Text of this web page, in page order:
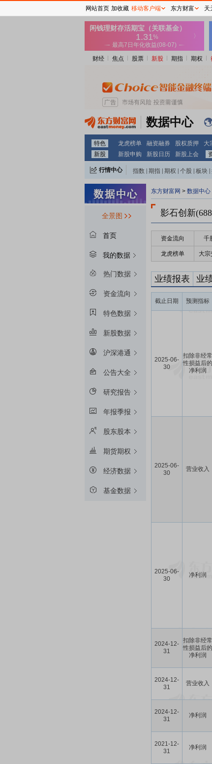
财经 焦点 股票 新股 期指 期权
数据中心
特色 龙虎榜单 融资融券 股权质押 大
新股
新股申购 新股日历 新股上会
行情中心 指数 期指 期权 个股 板块
全景图
首页
我的数据
热门数据
资金流向
特色数据
新股数据
沪深港通
公告大全
研究报告
年报季报
股东股本
期货期权
经济数据
基金数据
东方财富网 > 数据中心
影石创新
资金流向 千
龙虎榜单 大宗
业绩报表 业
截止日期 预测指标
2025-06-
30
扣除非经常
性损益后的
净利润
2025-06-
30
营业收入
2025-06-
30
净利润
2024-12-
31
扣除非经常
性损益后的
净利润
2024-12-
31
营业收入
2024-12-
31
净利润
2021-12-
31
净利润
网站首页 加收藏 移动客户端 东方财富 天